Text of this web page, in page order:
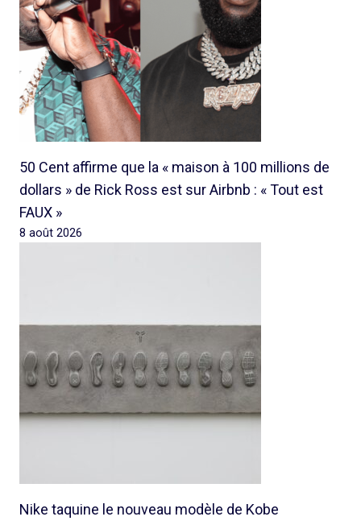
50 Cent affirme que la « maison à 100 millions de
dollars » de Rick Ross est sur Airbnb : « Tout est
FAUX »
8 août 2026
Nike taquine le nouveau modèle de Kobe